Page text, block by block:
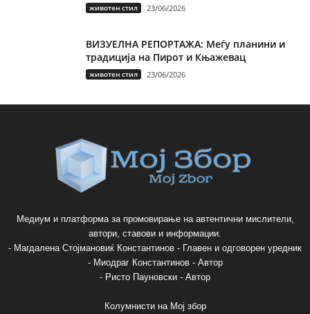
животен стил 23/06/2026
ВИЗУЕЛНА РЕПОРТАЖА: Меѓу планини и
традиција на Пирот и Књажевац
животен стил 23/06/2026
Медиум и платформа за промовирање на автентични мислители,
автори, ставови и информации.
- Магдалена Стојмановиќ Константинов - Главен и одговорен уредник
- Миодраг Константинов - Автор
- Ристо Пауновски - Автор
Колумнисти на Мој збор